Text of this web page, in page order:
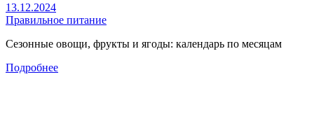
13.12.2024
Правильное питание
Сезонные овощи, фрукты и ягоды: календарь по месяцам
Подробнее